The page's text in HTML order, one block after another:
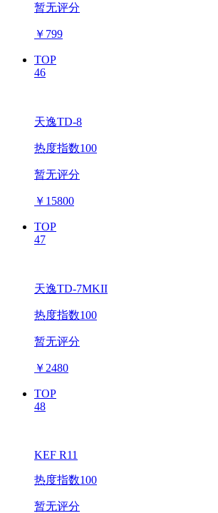
暂无评分
￥ 799
TOP
46
天逸TD-8
热度指数100
暂无评分
￥ 15800
TOP
47
天逸TD-7MKII
热度指数100
暂无评分
￥ 2480
TOP
48
KEF R11
热度指数100
暂无评分